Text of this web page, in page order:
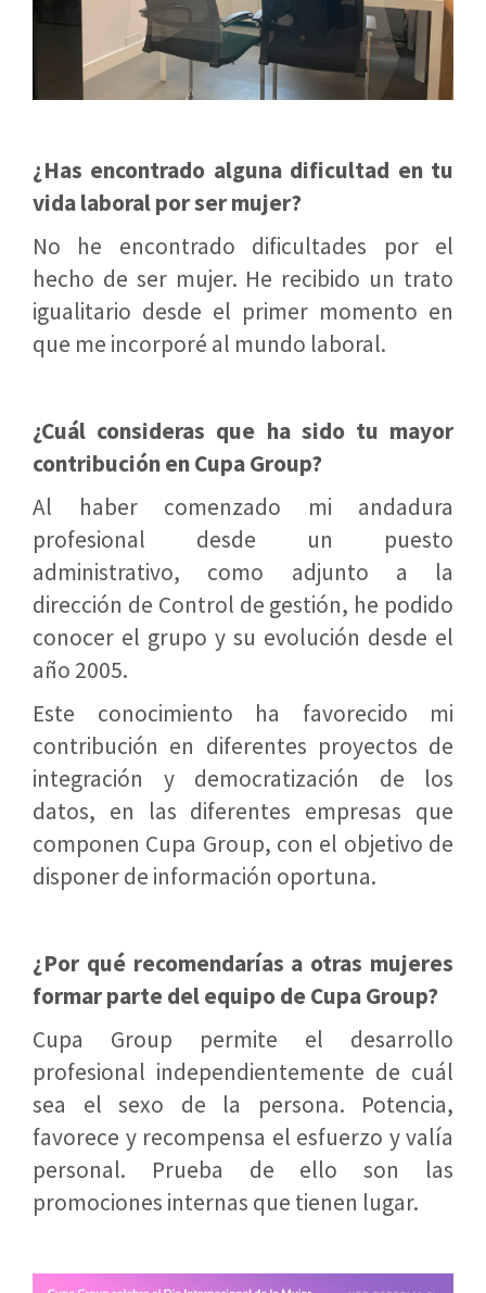
¿Has encontrado alguna dificultad en tu
vida laboral por ser mujer?
No he encontrado dificultades por el
hecho de ser mujer. He recibido un trato
igualitario desde el primer momento en
que me incorporé al mundo laboral.
¿Cuál consideras que ha sido tu mayor
contribución en Cupa Group?
Al haber comenzado mi andadura
profesional desde un puesto
administrativo, como adjunto a la
dirección de Control de gestión, he podido
conocer el grupo y su evolución desde el
año 2005.
Este conocimiento ha favorecido mi
contribución en diferentes proyectos de
integración y democratización de los
datos, en las diferentes empresas que
componen Cupa Group, con el objetivo de
disponer de información oportuna.
¿Por qué recomendarías a otras mujeres
formar parte del equipo de Cupa Group?
Cupa Group permite el desarrollo
profesional independientemente de cuál
sea el sexo de la persona. Potencia,
favorece y recompensa el esfuerzo y valía
personal. Prueba de ello son las
promociones internas que tienen lugar.